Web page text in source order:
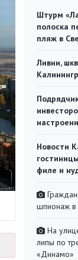
Штурм
полоска
пляж в
Ливни,
Новости
филе и
шпионаж в
На
липы по
«Динамо»